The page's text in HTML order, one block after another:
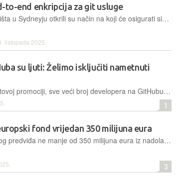
to-end enkripcija za git usluge
Inženjeri Sveučilišta u Sydneyju otkrili su način na koji će osigurati sigurnost izvornog koda uz minimalan utjecaj na performanse
listopada 2025.
su ljuti: Želimo isključiti nametnuti
Unatoč Microsoftovoj promociji, sve veći broj developera na GitHubu izražava nezadovoljstvo zbog nametljivih Copilot značajki, tražeći načine da ih u potpunosti blokiraju
1
fond vrijedan 350 milijuna eura
GitHubov prijedlog predviđa ne manje od 350 milijuna eura iz nadolazećeg višegodišnjeg proračuna Europske unije
3